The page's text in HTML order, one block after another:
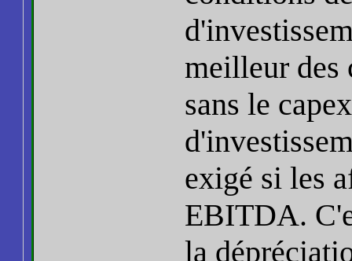
meilleur des
sans le
exigé si les
EBITDA.
la